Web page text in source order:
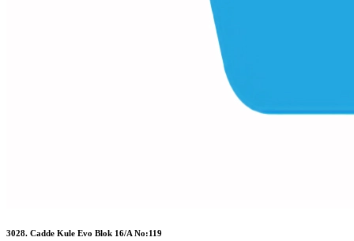
3028. Cadde Kule Evo Blok 16/A No:119